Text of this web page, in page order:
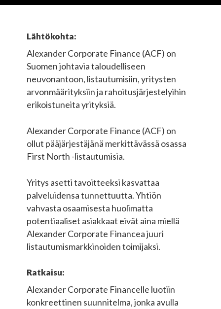
Lähtökohta:
Alexander Corporate Finance (ACF) on
Suomen johtavia taloudelliseen
neuvonantoon, listautumisiin, yritysten
arvonmäärityksiin ja rahoitusjärjestelyihin
erikoistuneita yrityksiä.
Alexander Corporate Finance (ACF) on
ollut pääjärjestäjänä merkittävässä osassa
First North -listautumisia.
Yritys asetti tavoitteeksi kasvattaa
palveluidensa tunnettuutta. Yhtiön
vahvasta osaamisesta huolimatta
potentiaaliset asiakkaat eivät aina miellä
Alexander Corporate Financea juuri
listautumismarkkinoiden toimijaksi.
Ratkaisu:
Alexander Corporate Financelle luotiin
konkreettinen suunnitelma, jonka avulla